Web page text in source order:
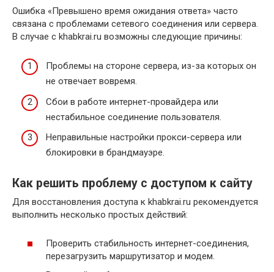
Ошибка «Превышено время ожидания ответа» часто
связана с проблемами сетевого соединения или сервера.
В случае с khabkrai.ru возможны следующие причины:
Проблемы на стороне сервера, из-за которых он
не отвечает вовремя.
Сбои в работе интернет-провайдера или
нестабильное соединение пользователя.
Неправильные настройки прокси-сервера или
блокировки в брандмауэре.
Как решить проблему с доступом к сайту
Для восстановления доступа к khabkrai.ru рекомендуется
выполнить несколько простых действий:
Проверить стабильность интернет-соединения,
перезагрузить маршрутизатор и модем.